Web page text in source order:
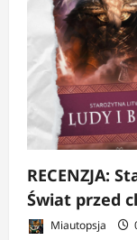
RECENZJA:
Świat przed
Miautopsja